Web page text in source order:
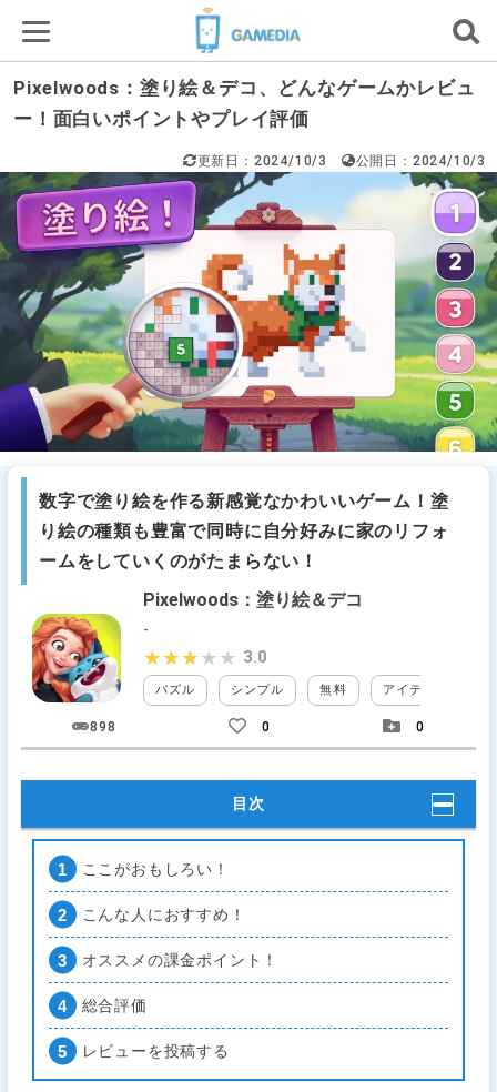
Pixelwoods：塗り絵＆デコ、どんなゲームかレビュ
ー！面白いポイントやプレイ評価
更新日：2024/10/3 公開日：2024/10/3
数字で塗り絵を作る新感覚なかわいいゲーム！塗
り絵の種類も豊富で同時に自分好みに家のリフォ
ームをしていくのがたまらない！
Pixelwoods：塗り絵＆デコ
-
パズル シンプル 無料 アイテム課金
★★★★★
★★★★★ 3.0
898 0 0
目次
ここがおもしろい！
こんな人におすすめ！
オススメの課金ポイント！
総合評価
レビューを投稿する